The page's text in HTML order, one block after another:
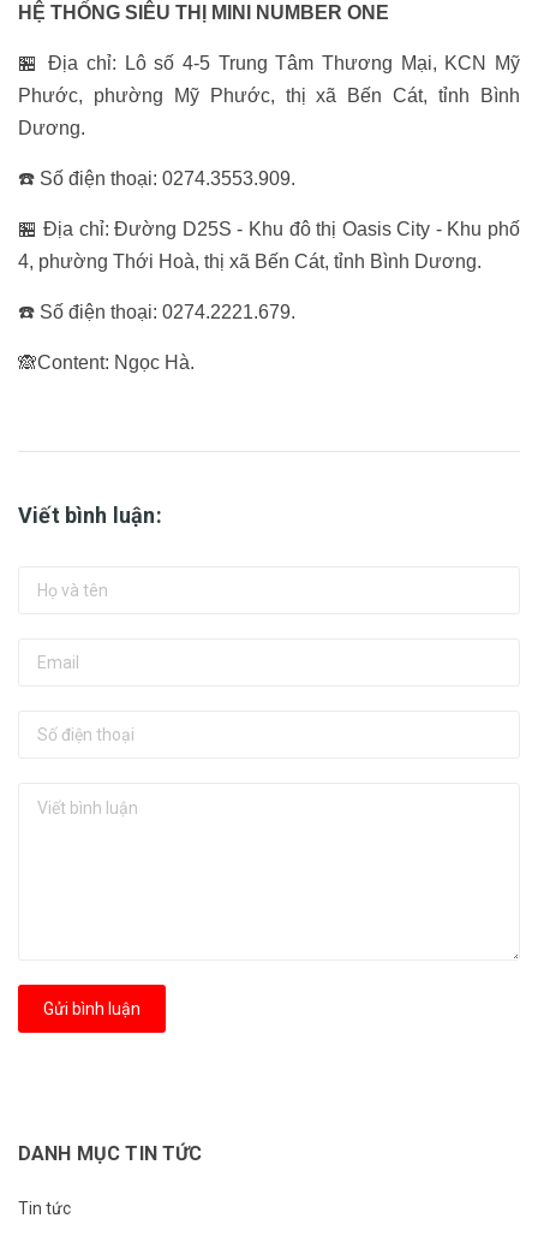
HỆ THỐNG SIÊU THỊ MINI NUMBER ONE
🏪 Địa chỉ: Lô số 4-5 Trung Tâm Thương Mại, KCN Mỹ
Phước, phường Mỹ Phước, thị xã Bến Cát, tỉnh Bình
Dương.
☎️ Số điện thoại: 0274.3553.909.
🏪 Địa chỉ: Đường D25S - Khu đô thị Oasis City - Khu phố
4, phường Thới Hoà, thị xã Bến Cát, tỉnh Bình Dương.
☎️ Số điện thoại: 0274.2221.679.
🙈Content: Ngọc Hà.
Viết bình luận:
Gửi bình luận
DANH MỤC TIN TỨC
Tin tức